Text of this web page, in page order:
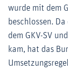
wurde mit dem
beschlossen.
dem GKV-SV
kam, hat das